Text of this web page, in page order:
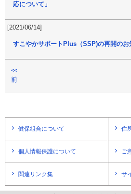
応について」
[2021/06/14]
すこやかサポートPlus（SSP)の再開のお
<<
前
健保組合について 住
個人情報保護について ご
関連リンク集 サ